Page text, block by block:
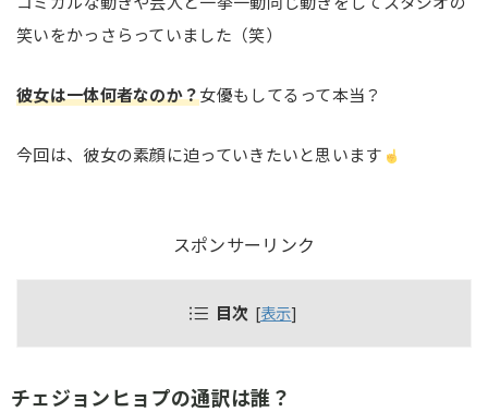
笑いをかっさらっていました（笑）
彼女は一体何者なのか？女優もしてるって本当？
今回は、彼女の素顔に迫っていきたいと思います
スポンサーリンク
目次 [表示]
チェジョンヒョプの通訳は誰？